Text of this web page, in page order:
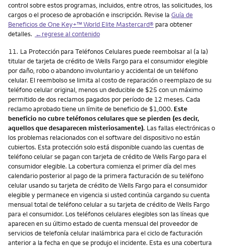
control sobre estos programas, incluidos, entre otros, las solicitudes, los
cargos o el proceso de aprobación e inscripción. Revise la Guía de
Beneficios de One Key+™ World Elite Mastercard® para obtener
detalles. ←regrese al contenido
Nota
11. La Protección para Teléfonos Celulares puede reembolsar al (a la)
titular de tarjeta de crédito de Wells Fargo para el consumidor elegible
por daño, robo o abandono involuntario y accidental de un teléfono
celular. El reembolso se limita al costo de reparación o reemplazo de su
teléfono celular original, menos un deducible de $25 con un máximo
permitido de dos reclamos pagados por período de 12 meses. Cada
reclamo aprobado tiene un límite de beneficio de $1,000. Este
beneficio no cubre teléfonos celulares que se pierden (es decir,
aquellos que desaparecen misteriosamente). Las fallas electrónicas o
los problemas relacionados con el software del dispositivo no están
cubiertos. Esta protección solo está disponible cuando las cuentas de
teléfono celular se pagan con tarjeta de crédito de Wells Fargo para el
consumidor elegible. La cobertura comienza el primer día del mes
calendario posterior al pago de la primera facturación de su teléfono
celular usando su tarjeta de crédito de Wells Fargo para el consumidor
elegible y permanece en vigencia si usted continúa cargando su cuenta
mensual total de teléfono celular a su tarjeta de crédito de Wells Fargo
para el consumidor. Los teléfonos celulares elegibles son las líneas que
aparecen en su último estado de cuenta mensual del proveedor de
servicios de telefonía celular inalámbrica para el ciclo de facturación
anterior a la fecha en que se produjo el incidente. Esta es una cobertura